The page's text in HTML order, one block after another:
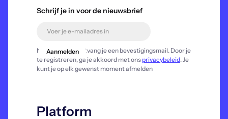
Schrijf je in voor de nieuwsbrief
Na registratie ontvang je een bevestigingsmail. Door je
te registreren, ga je akkoord met onsprivacybeleid. Je
kunt je op elk gewenst moment afmelden
Platform